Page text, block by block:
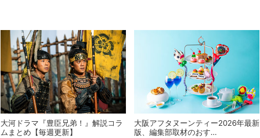
大河ドラマ『豊臣兄弟！』解説コラ
ムまとめ【毎週更新】
大阪アフタヌーンティー2026年最新
版、編集部取材のおす…